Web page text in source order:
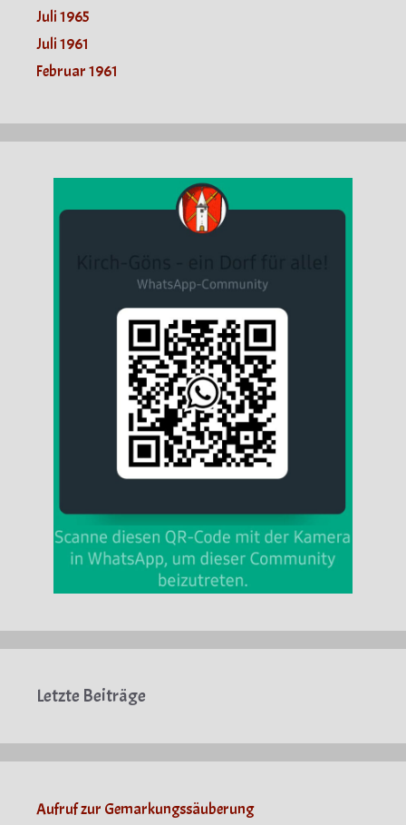
Juli 1965
Juli 1961
Februar 1961
Letzte Beiträge
Aufruf zur Gemarkungssäuberung